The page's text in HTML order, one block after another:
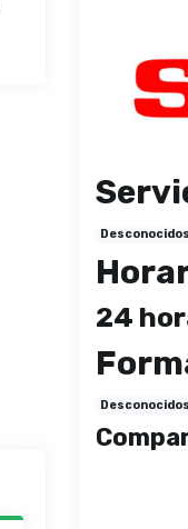
Desconocidos
24
Desconocidos